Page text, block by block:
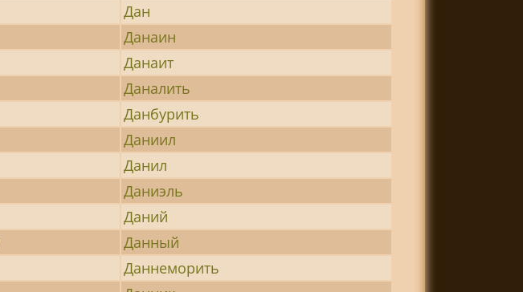
Дан
Данаин
Данаит
Даналить
Данбурить
Даниил
Данил
Даниэль
Даний
Данный
Даннеморить